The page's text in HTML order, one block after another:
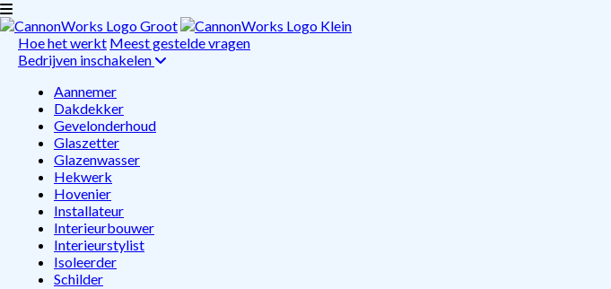
Hoe het werkt Meest gestelde vragen
Bedrijven inschakelen
Aannemer
Dakdekker
Gevelonderhoud
Glaszetter
Glazenwasser
Hekwerk
Hovenier
Installateur
Interieurbouwer
Interieurstylist
Isoleerder
Schilder